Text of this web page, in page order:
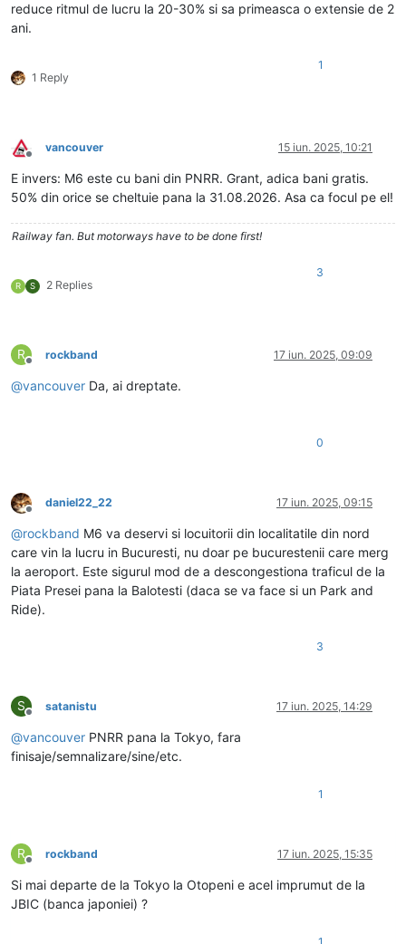
reduce ritmul de lucru la 20-30% si sa primeasca o extensie de 2
ani.
1 Reply
1
Deconectat
vancouver 15 iun. 2025, 10:21
E invers: M6 este cu bani din PNRR. Grant, adica bani gratis.
50% din orice se cheltuie pana la 31.08.2026. Asa ca focul pe el!
Railway fan. But motorways have to be done first!
R S 2 Replies
3
R
Deconectat
rockband 17 iun. 2025, 09:09
@vancouver Da, ai dreptate.
0
Deconectat
daniel22_22 17 iun. 2025, 09:15
@rockband M6 va deservi si locuitorii din localitatile din nord
care vin la lucru in Bucuresti, nu doar pe bucurestenii care merg
la aeroport. Este sigurul mod de a descongestiona traficul de la
Piata Presei pana la Balotesti (daca se va face si un Park and
Ride).
3
S
Deconectat
satanistu 17 iun. 2025, 14:29
@vancouver PNRR pana la Tokyo, fara
finisaje/semnalizare/sine/etc.
1
R
Deconectat
rockband 17 iun. 2025, 15:35
Si mai departe de la Tokyo la Otopeni e acel imprumut de la
JBIC (banca japoniei) ?